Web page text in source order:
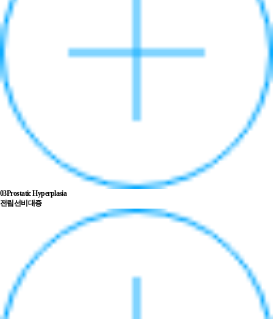
03Prostatic Hyperplasia
전립선비대증